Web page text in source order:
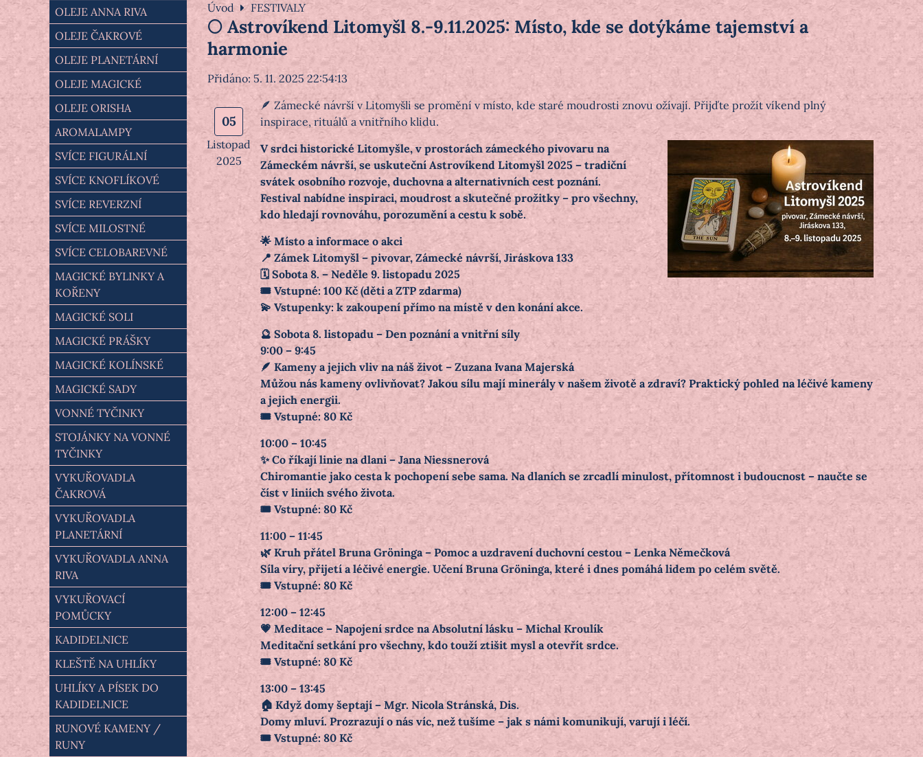
Úvod FESTIVALY
🌕 Astrovíkend Litomyšl 8.-9.11.2025: Místo, kde se dotýkáme tajemství a
harmonie
Přidáno: 5. 11. 2025 22:54:13
05
Listopad
2025
🪶 Zámecké návrší v Litomyšli se promění v místo, kde staré moudrosti znovu ožívají. Přijďte prožít víkend plný
inspirace, rituálů a vnitřního klidu.
V srdci historické Litomyšle, v prostorách zámeckého pivovaru na
Zámeckém návrší, se uskuteční Astrovíkend Litomyšl 2025 – tradiční
svátek osobního rozvoje, duchovna a alternativních cest poznání.
Festival nabídne inspiraci, moudrost a skutečné prožitky – pro všechny,
kdo hledají rovnováhu, porozumění a cestu k sobě.
🌟 Místo a informace o akci
📍 Zámek Litomyšl – pivovar, Zámecké návrší, Jiráskova 133
🗓️ Sobota 8. – Neděle 9. listopadu 2025
🎟️ Vstupné: 100 Kč (děti a ZTP zdarma)
💫 Vstupenky: k zakoupení přímo na místě v den konání akce.
🔮 Sobota 8. listopadu – Den poznání a vnitřní síly
9:00 – 9:45
🪶 Kameny a jejich vliv na náš život – Zuzana Ivana Majerská
Můžou nás kameny ovlivňovat? Jakou sílu mají minerály v našem životě a zdraví? Praktický pohled na léčivé kameny
a jejich energii.
🎟️ Vstupné: 80 Kč
10:00 – 10:45
✨ Co říkají linie na dlani – Jana Niessnerová
Chiromantie jako cesta k pochopení sebe sama. Na dlaních se zrcadlí minulost, přítomnost i budoucnost – naučte se
číst v liniích svého života.
🎟️ Vstupné: 80 Kč
11:00 – 11:45
🌿 Kruh přátel Bruna Gröninga – Pomoc a uzdravení duchovní cestou – Lenka Němečková
Síla víry, přijetí a léčivé energie. Učení Bruna Gröninga, které i dnes pomáhá lidem po celém světě.
🎟️ Vstupné: 80 Kč
12:00 – 12:45
💗 Meditace – Napojení srdce na Absolutní lásku – Michal Kroulík
Meditační setkání pro všechny, kdo touží ztišit mysl a otevřít srdce.
🎟️ Vstupné: 80 Kč
13:00 – 13:45
🏠 Když domy šeptají – Mgr. Nicola Stránská, Dis.
Domy mluví. Prozrazují o nás víc, než tušíme – jak s námi komunikují, varují i léčí.
🎟️ Vstupné: 80 Kč
OLEJE ANNA RIVA
OLEJE ČAKROVÉ
OLEJE PLANETÁRNÍ
OLEJE MAGICKÉ
OLEJE ORISHA
AROMALAMPY
SVÍCE FIGURÁLNÍ
SVÍCE KNOFLÍKOVÉ
SVÍCE REVERZNÍ
SVÍCE MILOSTNÉ
SVÍCE CELOBAREVNÉ
MAGICKÉ BYLINKY A
KOŘENY
MAGICKÉ SOLI
MAGICKÉ PRÁŠKY
MAGICKÉ KOLÍNSKÉ
MAGICKÉ SADY
VONNÉ TYČINKY
STOJÁNKY NA VONNÉ
TYČINKY
VYKUŘOVADLA
ČAKROVÁ
VYKUŘOVADLA
PLANETÁRNÍ
VYKUŘOVADLA ANNA
RIVA
VYKUŘOVACÍ
POMŮCKY
KADIDELNICE
KLEŠTĚ NA UHLÍKY
UHLÍKY A PÍSEK DO
KADIDELNICE
RUNOVÉ KAMENY /
RUNY